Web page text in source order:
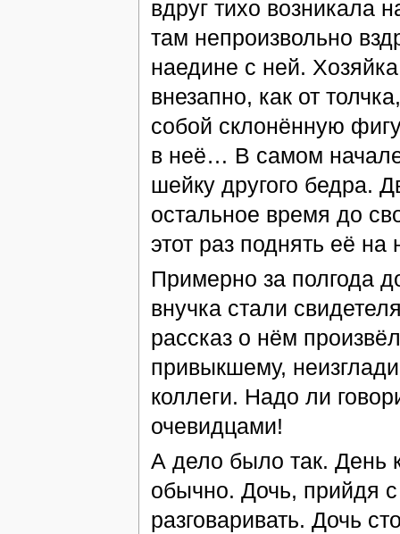
вдруг тихо возникала
там непроизвольно
наедине с ней.
внезапно, как от
собой склонённую
в неё… В самом
шейку другого бедра.
остальное время до
этот раз поднять её
Примерно за полгода
внучка стали
рассказ о нём
привыкшему,
коллеги. Надо ли
очевидцами!
А дело было так. День
обычно. Дочь, прийдя
разговаривать. Дочь